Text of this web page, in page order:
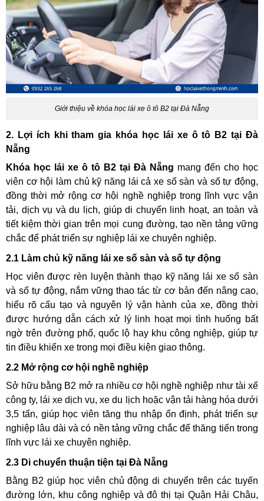
Giới thiệu về khóa học lái xe ô tô B2 tại Đà Nẵng
2. Lợi ích khi tham gia khóa học lái xe ô tô B2 tại Đà
Nẵng
Khóa học lái xe ô tô B2 tại Đà Nẵng mang đến cho học
viên cơ hội làm chủ kỹ năng lái cả xe số sàn và số tự động,
đồng thời mở rộng cơ hội nghề nghiệp trong lĩnh vực vận
tải, dịch vụ và du lịch, giúp di chuyển linh hoạt, an toàn và
tiết kiệm thời gian trên mọi cung đường, tạo nền tảng vững
chắc để phát triển sự nghiệp lái xe chuyên nghiệp.
2.1 Làm chủ kỹ năng lái xe số sàn và số tự động
Học viên được rèn luyện thành thạo kỹ năng lái xe số sàn
và số tự động, nắm vững thao tác từ cơ bản đến nâng cao,
hiểu rõ cấu tạo và nguyên lý vận hành của xe, đồng thời
được hướng dẫn cách xử lý linh hoạt mọi tình huống bất
ngờ trên đường phố, quốc lộ hay khu công nghiệp, giúp tự
tin điều khiển xe trong mọi điều kiện giao thông.
2.2 Mở rộng cơ hội nghề nghiệp
Sở hữu bằng B2 mở ra nhiều cơ hội nghề nghiệp như tài xế
công ty, lái xe dịch vụ, xe du lịch hoặc vận tải hàng hóa dưới
3,5 tấn, giúp học viên tăng thu nhập ổn định, phát triển sự
nghiệp lâu dài và có nền tảng vững chắc để thăng tiến trong
lĩnh vực lái xe chuyên nghiệp.
2.3 Di chuyển thuận tiện tại Đà Nẵng
Bằng B2 giúp học viên chủ động di chuyển trên các tuyến
đường lớn, khu công nghiệp và đô thị tại Quận Hải Châu,